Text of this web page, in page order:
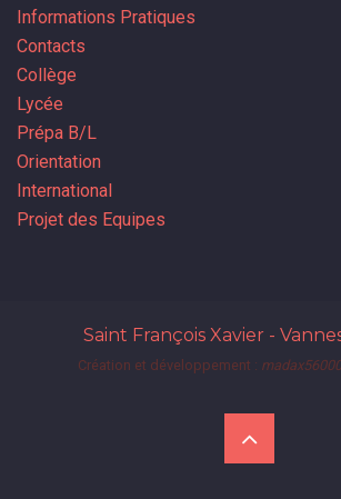
Informations Pratiques
Contacts
Collège
Lycée
Prépa B/L
Orientation
International
Projet des Equipes
Saint François Xavier -
Création et développement :